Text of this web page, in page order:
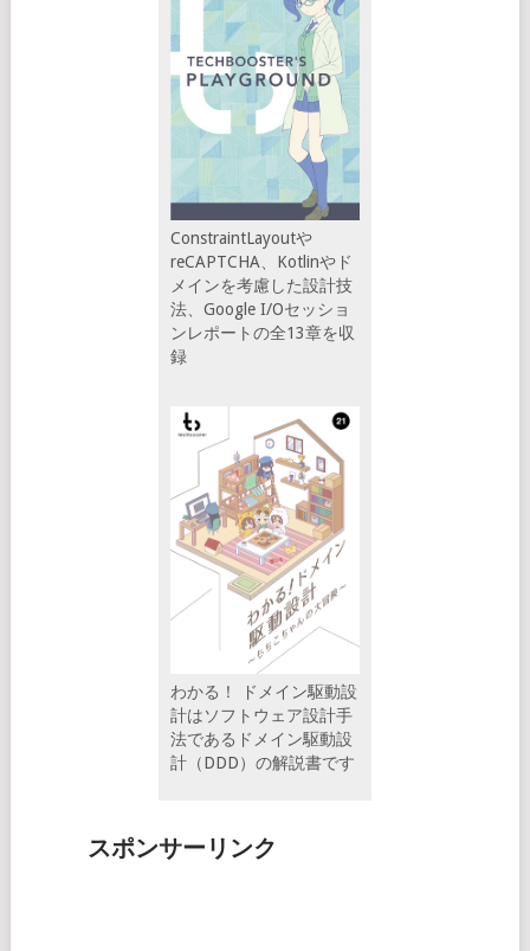
ConstraintLayoutや
reCAPTCHA、Kotlinやド
メインを考慮した設計技
法、Google I/Oセッショ
ンレポートの全13章を収
録
わかる！ ドメイン駆動設
計はソフトウェア設計手
法であるドメイン駆動設
計（DDD）の解説書です
スポンサーリンク